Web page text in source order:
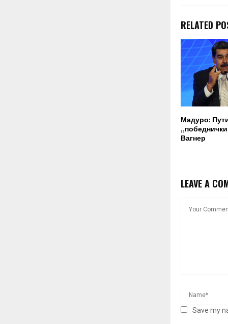
RELATED
Мадуро:
Вагнер
LEAVE A
Save my